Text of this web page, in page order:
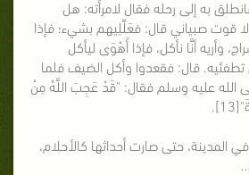
به إلى رحله فقال لامرأته: هل
قوت صبياني قال: فعَلِّلِيهم بشيء؛ فإذا
وأريه أنَّا نأكل، فإذا أَهْوَى ليأكل
قال: فقعدوا وأكل الضيف فلما
الله عليه وسلم فقال: "قَدْ عَجِبَ اللَّهُ مِنْ
المدينة، حتى صارت أحداثها كالأحلام،